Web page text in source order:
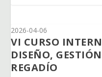
2026-04-06
VI CURSO
DISEÑO,
REGADÍO